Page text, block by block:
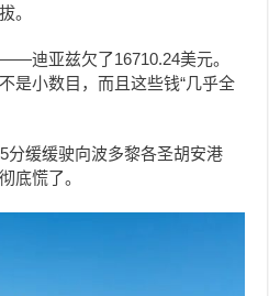
。
迪亚兹欠了16710.24美元。
是小数目，而且这些钱“几乎全
分缓缓驶向波多黎各圣胡安港
底慌了。